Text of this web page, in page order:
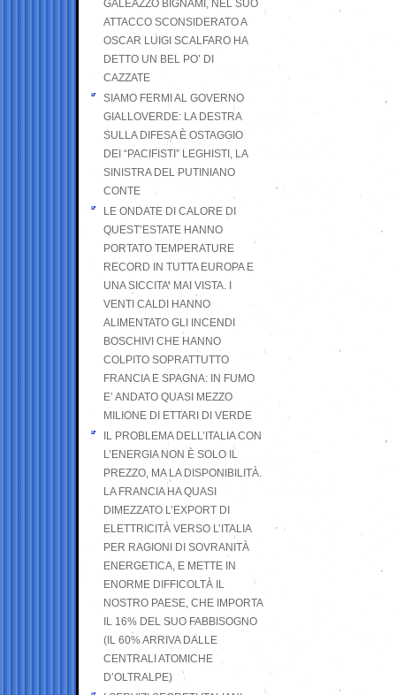
GALEAZZO BIGNAMI, NEL SUO
ATTACCO SCONSIDERATO A
OSCAR LUIGI SCALFARO HA
DETTO UN BEL PO’ DI
CAZZATE
SIAMO FERMI AL GOVERNO
GIALLOVERDE: LA DESTRA
SULLA DIFESA È OSTAGGIO
DEI “PACIFISTI” LEGHISTI, LA
SINISTRA DEL PUTINIANO
CONTE
LE ONDATE DI CALORE DI
QUEST’ESTATE HANNO
PORTATO TEMPERATURE
RECORD IN TUTTA EUROPA E
UNA SICCITA’ MAI VISTA. I
VENTI CALDI HANNO
ALIMENTATO GLI INCENDI
BOSCHIVI CHE HANNO
COLPITO SOPRATTUTTO
FRANCIA E SPAGNA: IN FUMO
E’ ANDATO QUASI MEZZO
MILIONE DI ETTARI DI VERDE
IL PROBLEMA DELL’ITALIA CON
L’ENERGIA NON È SOLO IL
PREZZO, MA LA DISPONIBILITÀ.
LA FRANCIA HA QUASI
DIMEZZATO L’EXPORT DI
ELETTRICITÀ VERSO L’ITALIA
PER RAGIONI DI SOVRANITÀ
ENERGETICA, E METTE IN
ENORME DIFFICOLTÀ IL
NOSTRO PAESE, CHE IMPORTA
IL 16% DEL SUO FABBISOGNO
(IL 60% ARRIVA DALLE
CENTRALI ATOMICHE
D’OLTRALPE)